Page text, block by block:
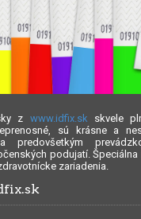
z www.idfix.sk skvele
sú krásne a
predovšetkým
podujatí. Špeciálna
zariadenia.